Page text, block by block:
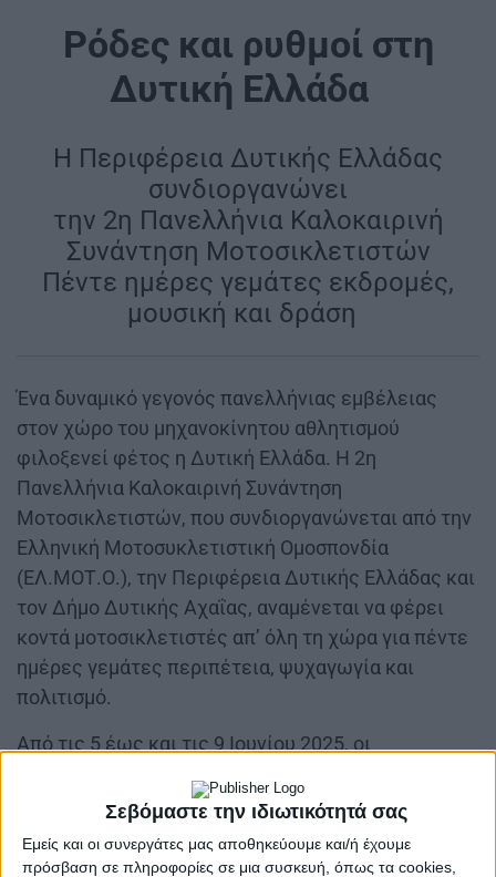
Σεβόμαστε την ιδιωτικότητά σας
Εμείς και οι συνεργάτες μας αποθηκεύουμε και/ή έχουμε
πρόσβαση σε πληροφορίες σε μια συσκευή, όπως τα cookies,
Ρόδες και ρυθμοί στη
Δυτική Ελλάδα
Η Περιφέρεια Δυτικής Ελλάδας
συνδιοργανώνει
την 2η Πανελλήνια Καλοκαιρινή
Συνάντηση Μοτοσικλετιστών
Πέντε ημέρες γεμάτες εκδρομές,
μουσική και δράση
Ένα δυναμικό γεγονός πανελλήνιας εμβέλειας
στον χώρο του μηχανοκίνητου αθλητισμού
φιλοξενεί φέτος η Δυτική Ελλάδα. Η 2η
Πανελλήνια Καλοκαιρινή Συνάντηση
Μοτοσικλετιστών, που συνδιοργανώνεται από την
Ελληνική Μοτοσυκλετιστική Ομοσπονδία
(ΕΛ.ΜΟΤ.Ο.), την Περιφέρεια Δυτικής Ελλάδας και
τον Δήμο Δυτικής Αχαΐας, αναμένεται να φέρει
κοντά μοτοσικλετιστές απ’ όλη τη χώρα για πέντε
ημέρες γεμάτες περιπέτεια, ψυχαγωγία και
πολιτισμό.
Από τις 5 έως και τις 9 Ιουνίου 2025, οι
Golden Sunset στον Αλισσό, με την περιοχή να
μετατρέπεται σε επίκεντρο του
μοτοσυκλετιστικού ενδιαφέροντος. Το πρόγραμμα